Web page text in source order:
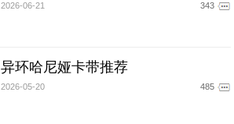
2026-06-21 343
异环哈尼娅卡带推荐
2026-05-20 485